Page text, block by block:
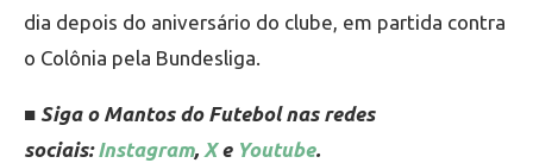
dia depois do aniversário do clube, em partida contra
o Colônia pela Bundesliga.
■ Siga o Mantos do Futebol nas redes
sociais:Instagram, Xe Youtube.